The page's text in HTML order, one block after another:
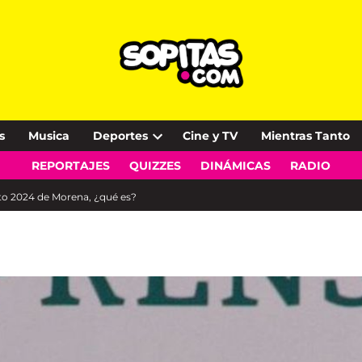
Musica Deportes
Open
dropdown
Cine y TV Mientras Tanto
REPORTAJES QUIZZES DINÁMICAS RADIO
2024 de Morena, ¿qué es?